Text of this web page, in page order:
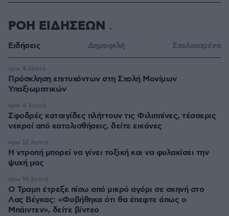
ΡΟΗ ΕΙΔΗΣΕΩΝ
Ειδήσεις Δημοφιλή Σχολιασμένα
Πρόσκληση επιτυχόντων στη Σχολή Μονίμων
Υπαξιωματικών
πριν 4 λεπτά
Σφοδρές καταιγίδες πλήττουν τις Φιλιππίνες, τέσσερις
νεκροί από κατολισθήσεις, δείτε εικόνες
πριν 8 λεπτά
Η ντροπή μπορεί να γίνει τοξική και να φυλακίσει την
ψυχή μας
πριν 12 λεπτά
Ο Τραμπ έτρεξε πίσω από μικρό αγόρι σε σκηνή στο
Λας Βέγκας: «Φοβήθηκα ότι θα έπεφτε όπως ο
Μπάιντεν», δείτε βίντεο
πριν 16 λεπτά